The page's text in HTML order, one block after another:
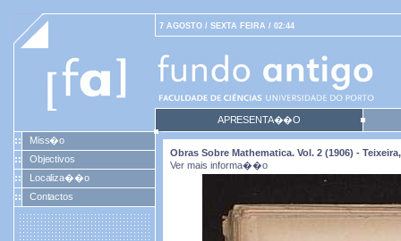
7 AGOSTO / SEXTA FEIRA / 02:44
APRESENTA��O
Miss�o
Objectivos
Localiza��o
Contactos
Obras Sobre Mathematica. Vol. 2 (1906) -
Ver mais informa��o